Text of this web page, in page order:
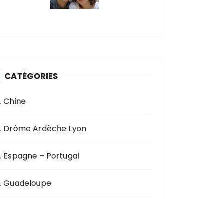
CATÉGORIES
Chine
Drôme Ardèche Lyon
Espagne – Portugal
Guadeloupe